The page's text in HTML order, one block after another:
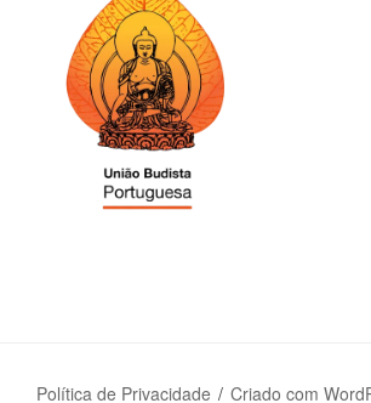
Política de Privacidade Criado com